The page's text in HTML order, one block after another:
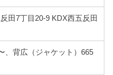
田7丁目20-9 KDX西五反田
、背広（ジャケット）665